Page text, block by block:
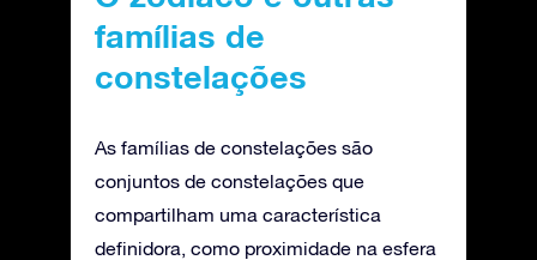
famílias de
constelações
As famílias de constelações são
conjuntos de constelações que
compartilham uma característica
definidora, como proximidade na esfera